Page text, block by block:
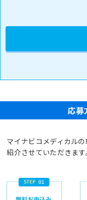
応募
マイナビコメディカル
紹介させていただきます